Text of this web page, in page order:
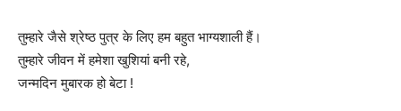
तुम्हारे जैसे श्रेष्ठ पुत्र के लिए हम बहुत भाग्यशाली हैं।
तुम्हारे जीवन में हमेशा खुशियां बनी रहे,
जन्मदिन मुबारक हो बेटा !